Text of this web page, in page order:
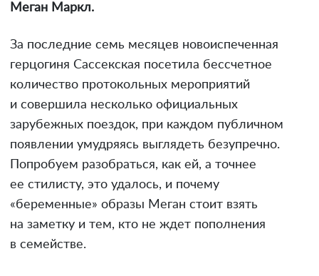
Меган Маркл.
За последние семь месяцев новоиспеченная
герцогиня Сассекская посетила бессчетное
количество протокольных мероприятий
и совершила несколько официальных
зарубежных поездок, при каждом публичном
появлении умудряясь выглядеть безупречно.
Попробуем разобраться, как ей, а точнее
ее стилисту, это удалось, и почему
«беременные» образы Меган стоит взять
на заметку и тем, кто не ждет пополнения
в семействе.